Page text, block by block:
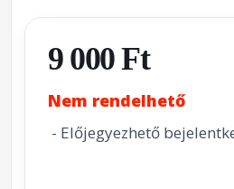
9 000 Ft
Nem rendelhető
- Előjegyezhető